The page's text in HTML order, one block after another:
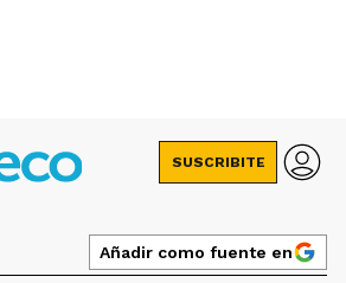
SUSCRIBITE
Añadir como fuente en